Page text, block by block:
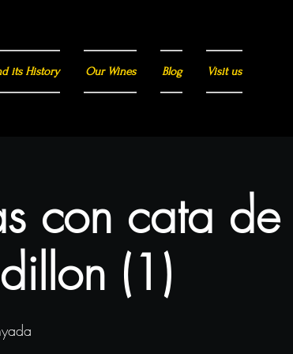
con cata de
(1)
its History Our Wines Blog Visit us